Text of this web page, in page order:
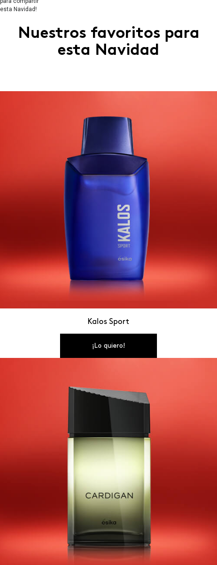
esta Navidad!
Nuestros favoritos para
esta Navidad
Kalos Sport
¡Lo quiero!